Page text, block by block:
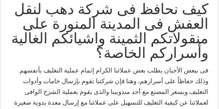
كيف نحافظ فى شركة دهب لنقل
العفش فى المدينة المنورة على
منقولاتكم الثمينة واشيائكم الغالية
وأسراركم الخاصة؟
فى ببعض الأحيان يطلب بعض عملائنا الكرام إتمام عملية التغليف بأنفسهم
وذلك حفاظاً على أسرارهم، وهنا فإن شركتنا تقوم بإرسال خامات وأدوات
التغليف وبسعر المصنع مع أحد مندوبينا والذى يقوم بعملية الشرح الوافى
لعملائنا عن كيفية التغليف للتسهيل على عملائنا مع إرسال معدة يدوية صغيرة